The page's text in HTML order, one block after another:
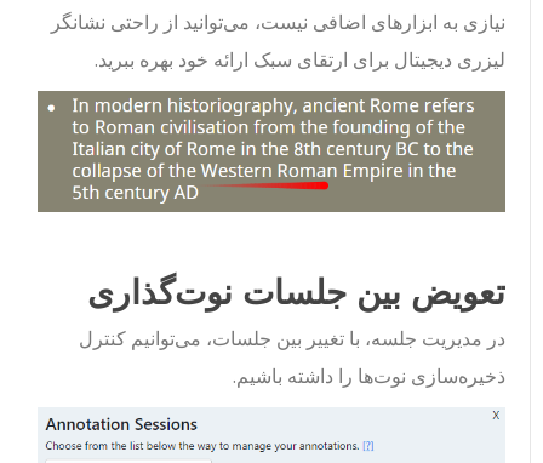
نیازی به ابزارهای اضافی نیست، می‌توانید از راحتی نشانگر
لیزری دیجیتال برای ارتقای سبک ارائه خود بهره ببرید.
تعویض بین جلسات نوت‌گذاری
در مدیریت جلسه، با تغییر بین جلسات، می‌توانیم کنترل
ذخیره‌سازی نوت‌ها را داشته باشیم.